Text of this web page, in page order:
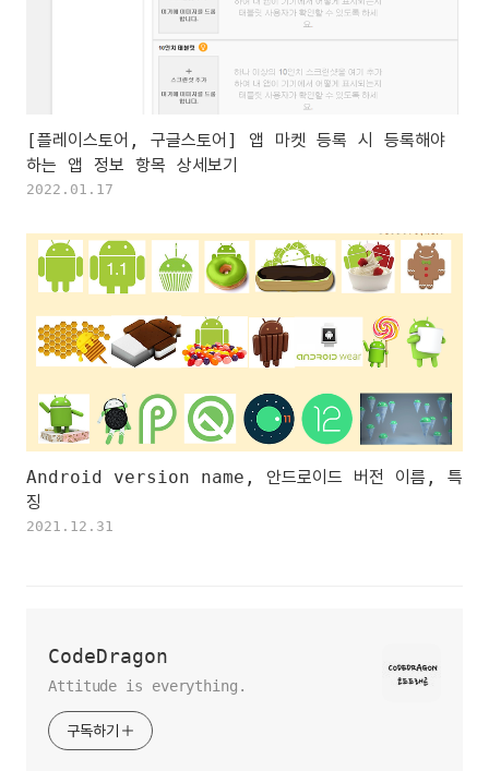
[플레이스토어, 구글스토어] 앱 마켓 등록 시 등록해야
하는 앱 정보 항목 상세보기
2022.01.17
Android version name, 안드로이드 버전 이름, 특
징
2021.12.31
CodeDragon
Attitude is everything.
구독하기